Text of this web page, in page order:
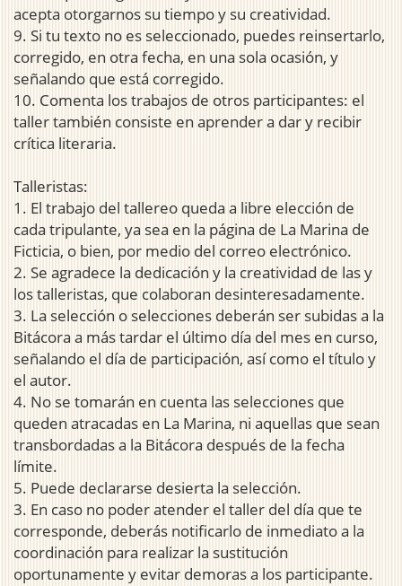
acepta otorgarnos su tiempo y su creatividad.
9. Si tu texto no es seleccionado, puedes reinsertarlo,
corregido, en otra fecha, en una sola ocasión, y
señalando que está corregido.
10. Comenta los trabajos de otros participantes: el
taller también consiste en aprender a dar y recibir
crítica literaria.
Talleristas:
1. El trabajo del tallereo queda a libre elección de
cada tripulante, ya sea en la página de La Marina de
Ficticia, o bien, por medio del correo electrónico.
2. Se agradece la dedicación y la creatividad de las y
los talleristas, que colaboran desinteresadamente.
3. La selección o selecciones deberán ser subidas a la
Bitácora a más tardar el último día del mes en curso,
señalando el día de participación, así como el título y
el autor.
4. No se tomarán en cuenta las selecciones que
queden atracadas en La Marina, ni aquellas que sean
transbordadas a la Bitácora después de la fecha
límite.
5. Puede declararse desierta la selección.
3. En caso no poder atender el taller del día que te
corresponde, deberás notificarlo de inmediato a la
coordinación para realizar la sustitución
oportunamente y evitar demoras a los participante.